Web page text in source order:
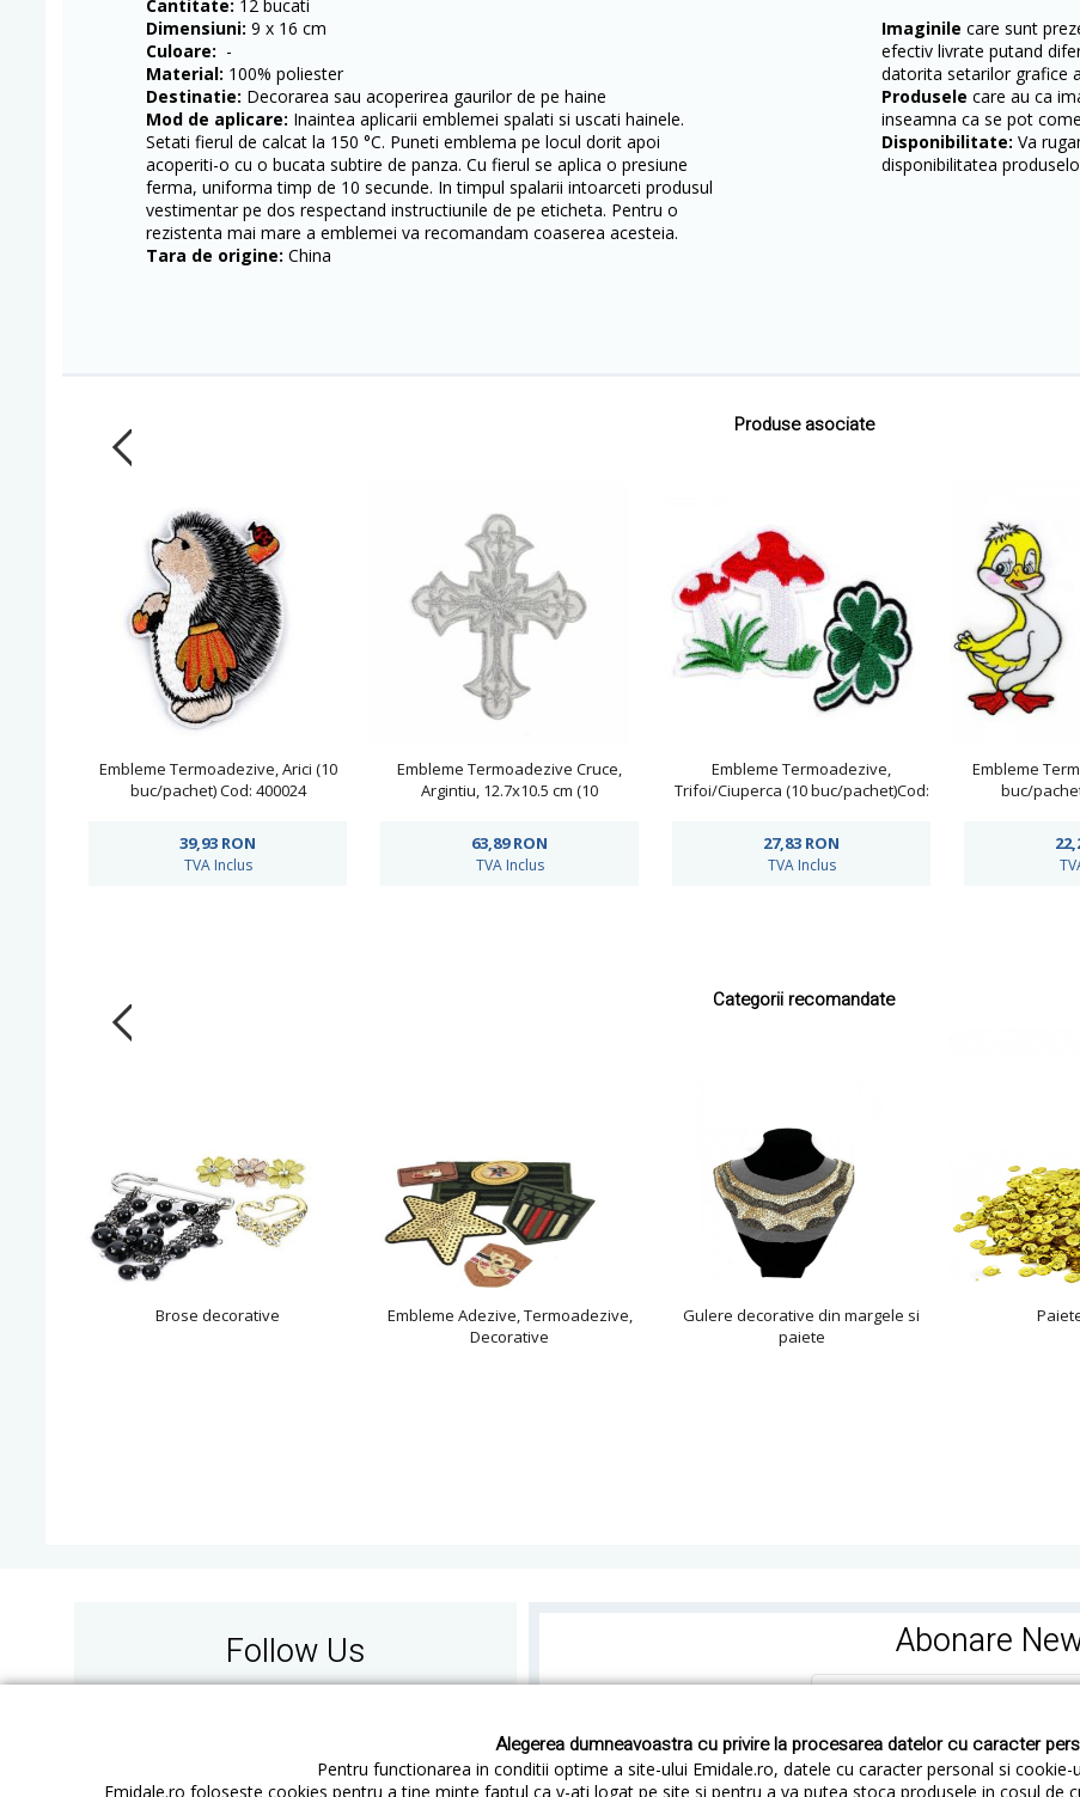
Alegerea dumneavoastra cu privire la procesarea datelor cu caracter
Pentru functionarea in conditii optime a site-ului Emidale.ro, datele cu caracter personal si
Emidale.ro foloseste cookies pentru a tine minte faptul ca v-ati logat pe site si pentru a va putea stoca produsele in cosul de
Cantitate: 12 bucati
Dimensiuni: 9 x 16 cm
Culoare: -
Material: 100% poliester
Destinatie: Decorarea sau acoperirea gaurilor de pe haine
Mod de aplicare: Inaintea aplicarii emblemei spalati si uscati hainele.
Setati fierul de calcat la 150 °C. Puneti emblema pe locul dorit apoi
acoperiti-o cu o bucata subtire de panza. Cu fierul se aplica o presiune
ferma, uniforma timp de 10 secunde. In timpul spalarii intoarceti produsul
vestimentar pe dos respectand instructiunile de pe eticheta. Pentru o
rezistenta mai mare a emblemei va recomandam coaserea acesteia.
Tara de origine: China
Imaginile care sunt
efectiv livrate putand
datorita setarilor grafice
Produsele care au ca
inseamna ca se pot
Disponibilitate: Va
disponibilitatea
Produse asociate
Embleme Termoadezive, Arici (10
buc/pachet) Cod: 400024
39,93 RON
TVA Inclus
Embleme Termoadezive Cruce,
Argintiu, 12.7x10.5 cm (10
63,89RON
TVA Inclus
Embleme Termoadezive,
Trifoi/Ciuperca (10 buc/pachet)Cod:
27,83 RON
TVA Inclus
Embleme
buc/
Categorii recomandate
Brose decorative
Embleme Adezive, Termoadezive,
Decorative
Gulere decorative din margele si
paiete
Follow Us Abonare